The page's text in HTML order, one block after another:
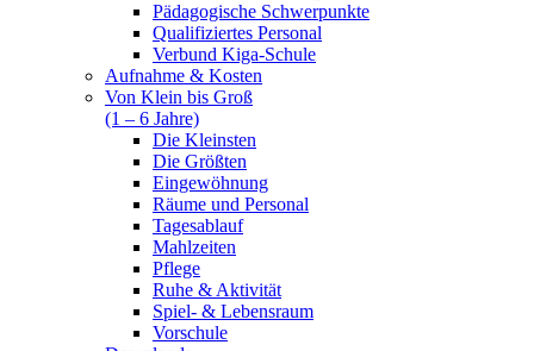
Pädagogische Schwerpunkte
Qualifiziertes Personal
Verbund Kiga-Schule
Aufnahme & Kosten
Von Klein bis Groß
(1 – 6 Jahre)
Die Kleinsten
Die Größten
Eingewöhnung
Räume und Personal
Tagesablauf
Mahlzeiten
Pflege
Ruhe & Aktivität
Spiel- & Lebensraum
Vorschule